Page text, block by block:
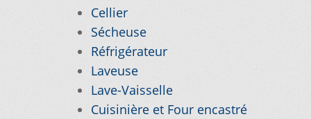
Pour quel type d’appareil ?
Si vous ne trouvez pas la pièce que vous
cherchez, on l’ajoute pour vous !
Cellier
Sécheuse
Réfrigérateur
Laveuse
Lave-Vaisselle
Cuisinière et Four encastré